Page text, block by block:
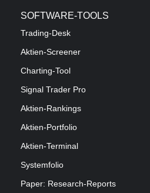
SOFTWARE-TOOLS
Trading-Desk
Aktien-Screener
Charting-Tool
Signal Trader Pro
Aktien-Rankings
Aktien-Portfolio
Aktien-Terminal
Systemfolio
Paper: Research-Reports